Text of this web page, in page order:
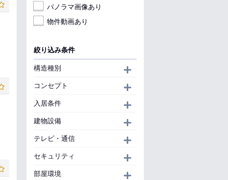
パノラマ画像あり
物件動画あり
絞り込み条件
構造種別
コンセプト
入居条件
建物設備
テレビ・通信
セキュリティ
部屋環境